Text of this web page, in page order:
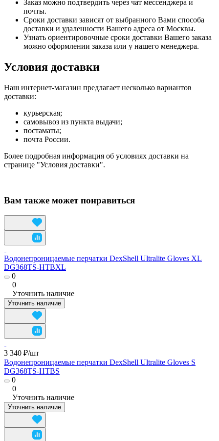
Заказ можно подтвердить через чат мессенджера и
почты.
Сроки доставки зависят от выбранного Вами способа
доставки и удаленности Вашего адреса от Москвы.
Узнать ориентировочные сроки доставки Вашего заказа
можно оформлении заказа или у нашего менеджера.
Условия доставки
Наш интернет-магазин предлагает несколько вариантов
доставки:
курьерская;
самовывоз из пункта выдачи;
постаматы;
почта России.
Более подробная информация об условиях доставки на
странице "Условия доставки".
Вам также может понравиться
Водонепроницаемые перчатки DexShell Ultralite Gloves XL
DG368TS-HTBXL
0
0
Уточнить наличие
Уточнить наличие
3 340 ₽/шт
Водонепроницаемые перчатки DexShell Ultralite Gloves S
DG368TS-HTBS
0
0
Уточнить наличие
Уточнить наличие